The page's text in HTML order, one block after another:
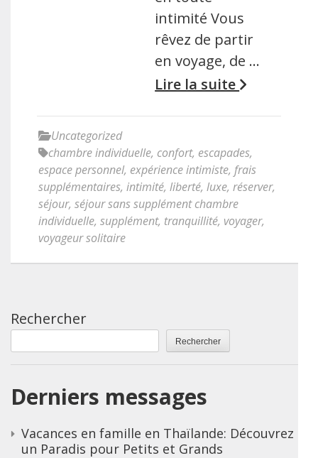
intimité Vous
rêvez de partir
en voyage, de …
Lire la suite
Uncategorized
chambre individuelle, confort, escapades,
espace personnel, expérience intimiste, frais
supplémentaires, intimité, liberté, luxe, réserver,
séjour, séjour sans supplément chambre
individuelle, supplément, tranquillité, voyager,
voyageur solitaire
Rechercher
Rechercher
Derniers messages
Vacances en famille en Thaïlande: Découvrez
un Paradis pour Petits et Grands